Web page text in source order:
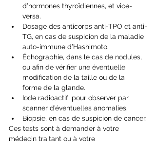
d’hormones thyroïdiennes, et vice-
versa.
Dosage des anticorps anti-TPO et anti-
TG, en cas de suspicion de la maladie
auto-immune d’Hashimoto.
Échographie, dans le cas de nodules,
ou afin de vérifier une éventuelle
modification de la taille ou de la
forme de la glande.
Iode radioactif, pour observer par
scanner d’éventuelles anomalies.
Biopsie, en cas de suspicion de cancer.
Ces tests sont à demander à votre
médecin traitant ou à votre